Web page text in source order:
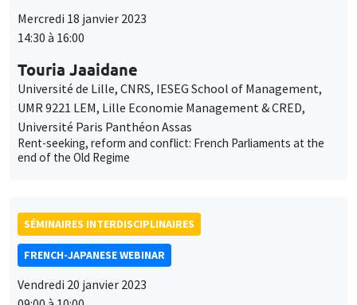
Mercredi 18 janvier 2023
14:30 à 16:00
Touria Jaaidane
Université de Lille, CNRS, IESEG School of Management,
UMR 9221 LEM, Lille Economie Management & CRED,
Université Paris Panthéon Assas
Rent-seeking, reform and conflict: French Parliaments at the
end of the Old Regime
SÉMINAIRES INTERDISCIPLINAIRES
FRENCH-JAPANESE WEBINAR
Vendredi 20 janvier 2023